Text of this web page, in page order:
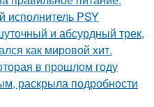
исполнитель PSY
и абсурдный трек,
как мировой хит.
в прошлом году
раскрыла подробности